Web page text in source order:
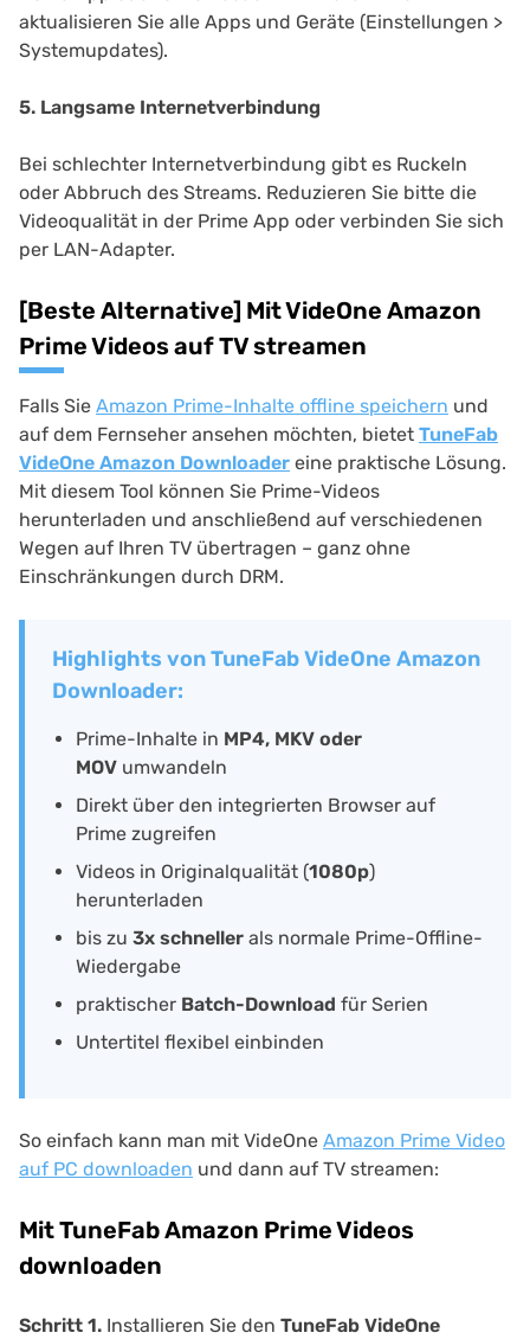
aktualisieren Sie alle Apps und Geräte (Einstellungen >
Systemupdates).
5. Langsame Internetverbindung
Bei schlechter Internetverbindung gibt es Ruckeln
oder Abbruch des Streams. Reduzieren Sie bitte die
Videoqualität in der Prime App oder verbinden Sie sich
per LAN-Adapter.
[Beste Alternative] Mit VideOne Amazon
Prime Videos auf TV streamen
Falls Sie Amazon Prime-Inhalte offline speichern und
auf dem Fernseher ansehen möchten, bietet TuneFab
VideOne Amazon Downloader eine praktische Lösung.
Mit diesem Tool können Sie Prime-Videos
herunterladen und anschließend auf verschiedenen
Wegen auf Ihren TV übertragen – ganz ohne
Einschränkungen durch DRM.
Highlights von TuneFab VideOne Amazon
Downloader:
Prime-Inhalte in MP4, MKV oder
MOV umwandeln
Direkt über den integrierten Browser auf
Prime zugreifen
Videos in Originalqualität (1080p)
herunterladen
bis zu 3x schneller als normale Prime-Offline-
Wiedergabe
praktischer Batch-Download für Serien
Untertitel flexibel einbinden
So einfach kann man mit VideOne Amazon Prime Video
auf PC downloaden und dann auf TV streamen:
Mit TuneFab Amazon Prime Videos
downloaden
Schritt 1. Installieren Sie den TuneFab VideOne